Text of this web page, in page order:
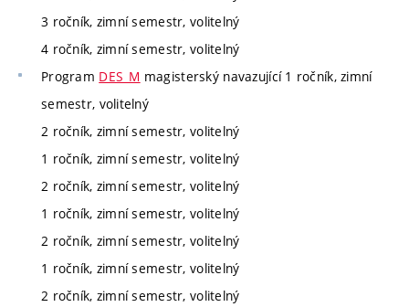
3 ročník, zimní semestr, volitelný
4 ročník, zimní semestr, volitelný
Program DES_M magisterský navazující 1 ročník, zimní
semestr, volitelný
2 ročník, zimní semestr, volitelný
1 ročník, zimní semestr, volitelný
2 ročník, zimní semestr, volitelný
1 ročník, zimní semestr, volitelný
2 ročník, zimní semestr, volitelný
1 ročník, zimní semestr, volitelný
2 ročník, zimní semestr, volitelný